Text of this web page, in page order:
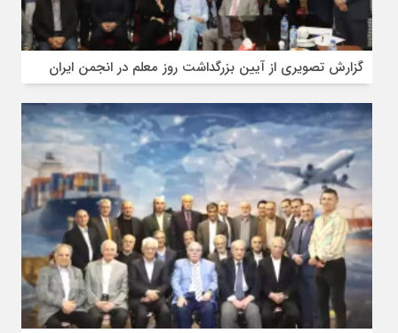
گزارش تصویری از آیین بزرگداشت روز معلم در انجمن ایران